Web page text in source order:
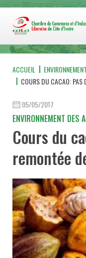
ACCUEIL
COURS DU CACAO: PAS
05/05/2017
ENVIRONNEMENT DES
Cours du
remontée